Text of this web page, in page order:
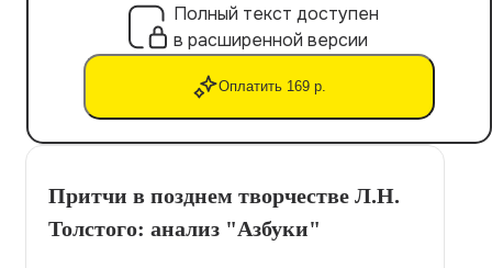
Полный текст доступен
в расширенной версии
Оплатить 169 р.
Притчи в позднем творчестве Л.Н.
Толстого: анализ "Азбуки"